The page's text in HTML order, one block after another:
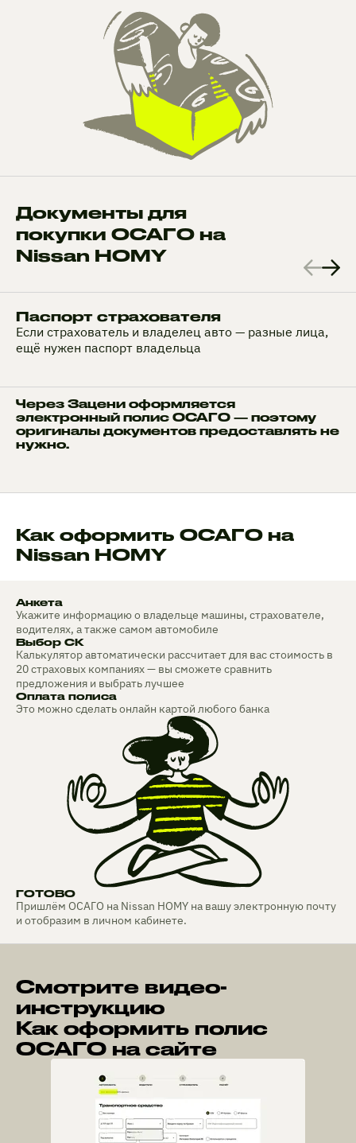
Документы для
покупки ОСАГО на
Nissan HOMY
Паспорт страхователя
Если страхователь и владелец авто — разные лица,
ещё нужен паспорт владельца
Через Зацени оформляется
электронный полис ОСАГО — поэтому
оригиналы документов предоставлять не
нужно.
Как оформить ОСАГО на
Nissan HOMY
Анкета
Укажите информацию о владельце машины, страхователе,
водителях, а также самом автомобиле
Выбор СК
Калькулятор автоматически рассчитает для вас стоимость в
20 страховых компаниях — вы сможете сравнить
предложения и выбрать лучшее
Оплата полиса
Это можно сделать онлайн картой любого банка
ГОТОВО
Пришлём ОСАГО на Nissan HOMY на вашу электронную почту
и отобразим в личном кабинете.
Смотрите видео-
инструкцию
Как оформить полис
ОСАГО на сайте